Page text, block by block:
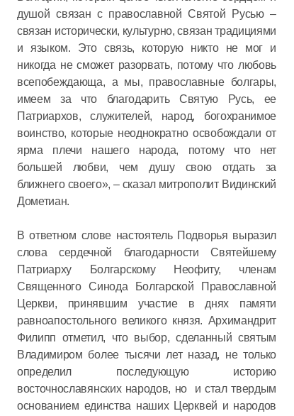
душой связан с православной Святой Русью –
связан исторически, культурно, связан традициями
и языком. Это связь, которую никто не мог и
никогда не сможет разорвать, потому что любовь
всепобеждающа, а мы, православные болгары,
имеем за что благодарить Святую Русь, ее
Патриархов, служителей, народ, богохранимое
воинство, которые неоднократно освобождали от
ярма плечи нашего народа, потому что нет
большей любви, чем душу свою отдать за
ближнего своего», – сказал митрополит Видинский
Дометиан.
В ответном слове настоятель Подворья выразил
слова сердечной благодарности Святейшему
Патриарху Болгарскому Неофиту, членам
Священного Синода Болгарской Православной
Церкви, принявшим участие в днях памяти
равноапостольного великого князя. Архимандрит
Филипп отметил, что выбор, сделанный святым
Владимиром более тысячи лет назад, не только
определил последующую историю
восточнославянских народов, но и стал твердым
основанием единства наших Церквей и народов